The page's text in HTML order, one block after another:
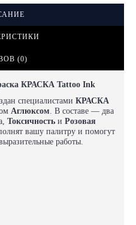
(0)
КРАСКА Tattoo Ink
специалистами КРАСКА
Аглюксом. В составе — два
Токсичность и Розовая
вашу палитру и помогут
работы.